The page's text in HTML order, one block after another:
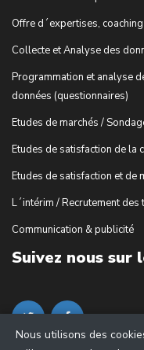
Offre d´expertises,
Collecte et Analyse des
Programmation et analyse
données (questionnaires)
Etudes de marchés /
Etudes de satisfaction de la
Etudes de satisfaction et de
L´intérim / Recrutement des
Communication & publicité
Suivez nous sur
Nous utilisons des